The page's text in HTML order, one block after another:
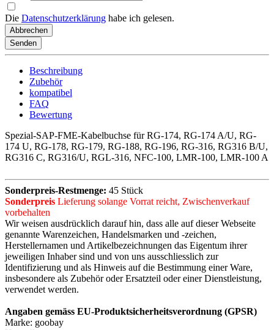
Die Datenschutzerklärung habe ich gelesen.
Abbrechen
Senden
Beschreibung
Zubehör
kompatibel
FAQ
Bewertung
Spezial-SAP-FME-Kabelbuchse für RG-174, RG-174 A/U, RG-
174 U, RG-178, RG-179, RG-188, RG-196, RG-316, RG316 B/U,
RG316 C, RG316/U, RGL-316, NFC-100, LMR-100, LMR-100 A
Sonderpreis-Restmenge: 45 Stück
Sonderpreis Lieferung solange Vorrat reicht, Zwischenverkauf
vorbehalten
Wir weisen ausdrücklich darauf hin, dass alle auf dieser Webseite
genannte Warenzeichen, Handelsmarken und -zeichen,
Herstellernamen und Artikelbezeichnungen das Eigentum ihrer
jeweiligen Inhaber sind und von uns ausschliesslich zur
Identifizierung und als Hinweis auf die Bestimmung einer Ware,
insbesondere als Zubehör oder Ersatzteil oder einer Dienstleistung,
verwendet werden.
Angaben gemäss EU-Produktsicherheitsverordnung (GPSR)
Marke: goobay